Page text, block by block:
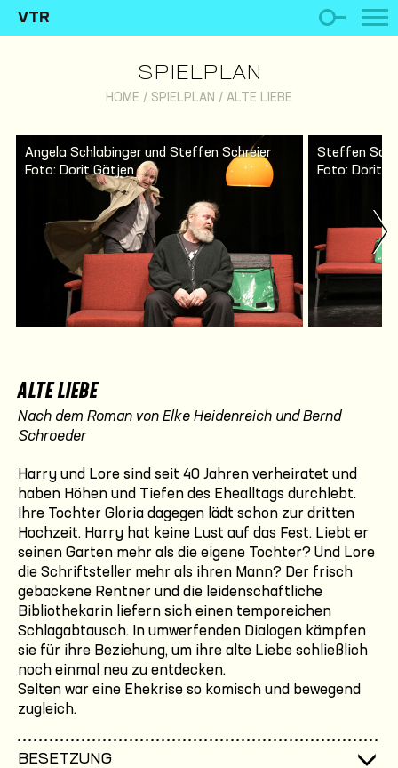
VTR
SPIELPLAN
HOME / SPIELPLAN / ALTE LIEBE
Angela Schlabinger und Steffen Schreier
Foto: Dorit Gätjen
Steffen
Foto: Dorit
ALTE LIEBE
Nach dem Roman von Elke Heidenreich und Bernd
Schroeder
Harry und Lore sind seit 40 Jahren verheiratet und
haben Höhen und Tiefen des Ehealltags durchlebt.
Ihre Tochter Gloria dagegen lädt schon zur dritten
Hochzeit. Harry hat keine Lust auf das Fest. Liebt er
seinen Garten mehr als die eigene Tochter? Und Lore
die Schriftsteller mehr als ihren Mann? Der frisch
gebackene Rentner und die leidenschaftliche
Bibliothekarin liefern sich einen temporeichen
Schlagabtausch. In umwerfenden Dialogen kämpfen
sie für ihre Beziehung, um ihre alte Liebe schließlich
noch einmal neu zu entdecken.
Selten war eine Ehekrise so komisch und bewegend
zugleich.
BESETZUNG